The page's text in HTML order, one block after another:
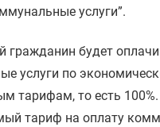
услуги”.
гражданин будет
услуги по
тарифам, то есть 100%.
тариф на оплату